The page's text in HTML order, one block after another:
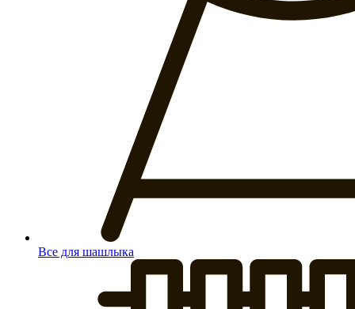
Все для шашлыка